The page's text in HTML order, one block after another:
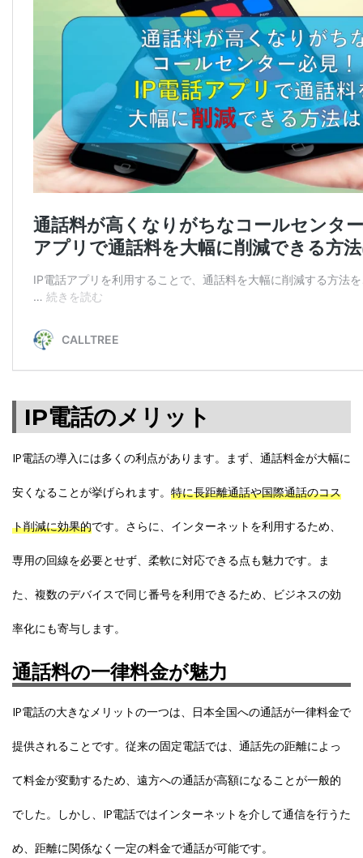
IP電話のメリット
IP電話の導入には多くの利点があります。まず、通話料金が大幅に
安くなることが挙げられます。 特に長距離通話や国際通話のコス
ト削減に効果的です。さらに、インターネットを利用するため、
専用の回線を必要とせず、柔軟に対応できる点も魅力です。ま
た、複数のデバイスで同じ番号を利用できるため、ビジネスの効
率化にも寄与します。
通話料の一律料金が魅力
IP電話の大きなメリットの一つは、日本全国への通話が一律料金で
提供されることです。従来の固定電話では、通話先の距離によっ
て料金が変動するため、遠方への通話が高額になることが一般的
でした。しかし、IP電話ではインターネットを介して通信を行うた
め、距離に関係なく一定の料金で通話が可能です。